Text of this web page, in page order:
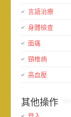
言語治療
身體檢查
面痛
頸椎病
高血壓
其他操作